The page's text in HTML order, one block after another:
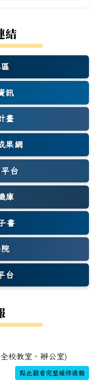
結
新視窗)
訊
畫
果網
新視窗)
台
庫
新視窗)
書
台
新視窗)
校教室、辦公室)
點此觀看完整維修通報